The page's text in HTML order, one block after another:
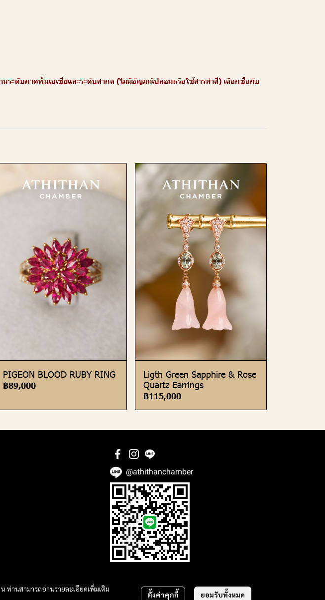
ะดับภาคพื้นเอเชียและระดับสากล (ไม่มีอัญมณีปลอมหรือใช้สารทำสี) เลือกซื้อกับ
PIGEON BLOOD RUBY RING
฿89,000
Ligth Green Sapphire & Rose
Quartz Earrings
฿115,000
ท่านสามารถอ่านรายละเอียดเพิ่มเติม
ตั้งค่าคุกกี้ ยอมรับทั้งหมด
@athithanchamber